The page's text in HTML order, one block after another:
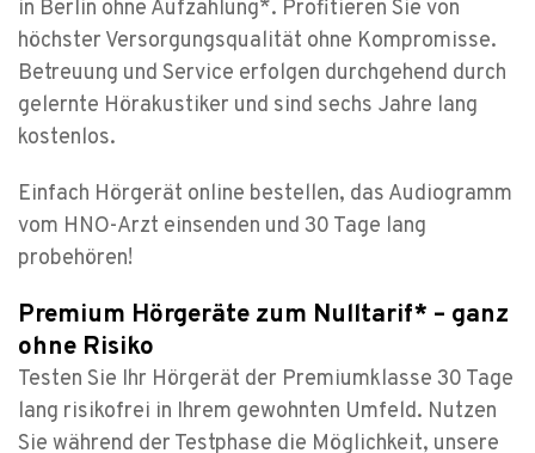
in Berlin ohne Aufzahlung*. Profitieren Sie von
höchster Versorgungsqualität ohne Kompromisse.
Betreuung und Service erfolgen durchgehend durch
gelernte Hörakustiker und sind sechs Jahre lang
kostenlos.
Einfach Hörgerät online bestellen, das Audiogramm
vom HNO-Arzt einsenden und 30 Tage lang
probehören!
Premium Hörgeräte zum Nulltarif* – ganz
ohne Risiko
Testen Sie Ihr Hörgerät der Premiumklasse 30 Tage
lang risikofrei in Ihrem gewohnten Umfeld. Nutzen
Sie während der Testphase die Möglichkeit, unsere